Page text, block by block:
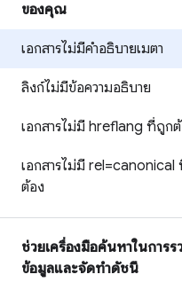
ของคุณ
เอกสารไม่มีคำอธิบายเมตา
ลิงก์ไม่มีข้อความอธิบาย
เอกสารไม่มี hreflang ที่ถูก
เอกสารไม่มี rel=canonical
ต้อง
ช่วยเครื่องมือค้นหาในการร
ข้อมูลและจัดทำดัชนี